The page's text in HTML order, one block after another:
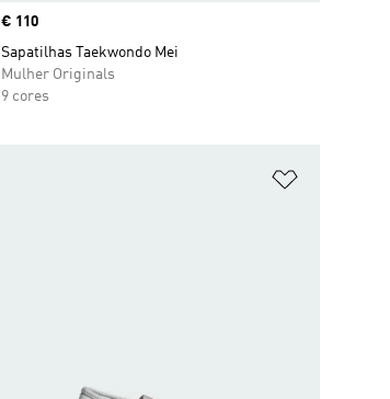
Price
€ 110
Sapatilhas Taekwondo Mei
Mulher Originals
9 cores